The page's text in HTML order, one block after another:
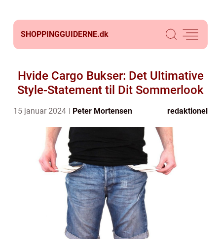
SHOPPINGGUIDERNE.dk
Hvide Cargo Bukser: Det Ultimative
Style-Statement til Dit Sommerlook
15 januar 2024 Peter Mortensen redaktionel